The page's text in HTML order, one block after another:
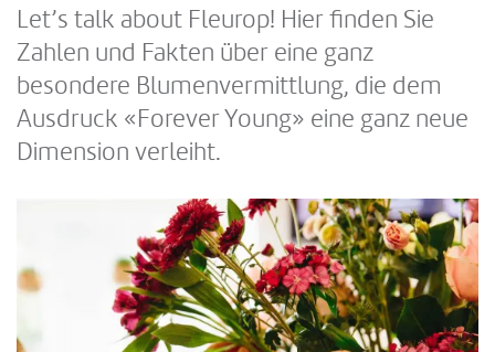
Let’s talk about Fleurop! Hier finden Sie
Zahlen und Fakten über eine ganz
besondere Blumenvermittlung, die dem
Ausdruck «Forever Young» eine ganz neue
Dimension verleiht.